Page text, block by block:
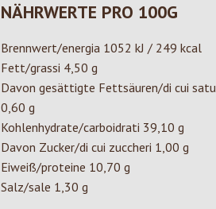
NÄHRWERTE PRO 100G
Brennwert/energia 1052 kJ / 249 kcal
Fett/grassi 4,50 g
Davon gesättigte Fettsäuren/di cui
0,60 g
Kohlenhydrate/carboidrati 39,10 g
Davon Zucker/di cui zuccheri 1,00 g
Eiweiß/proteine 10,70 g
Salz/sale 1,30 g